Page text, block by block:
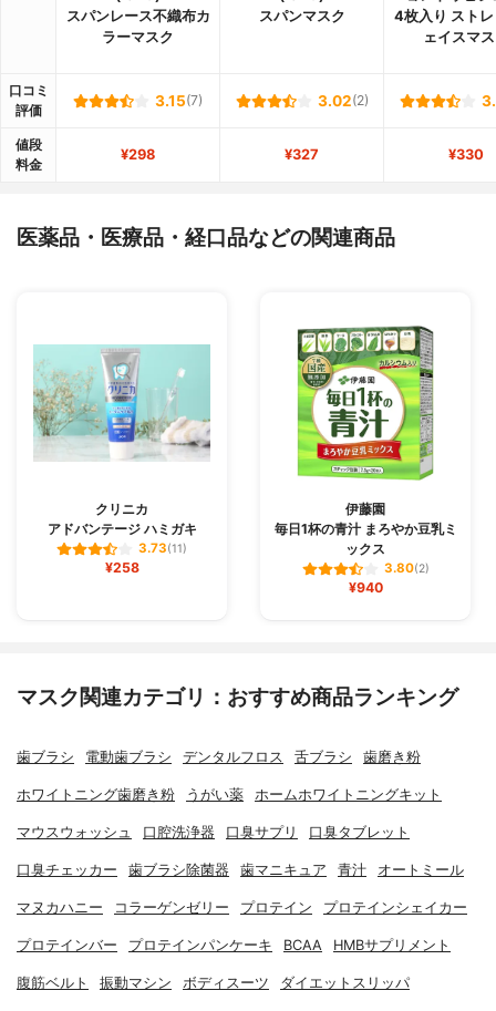
スパンレース不織布カ
ラーマスク
スパンマスク
4枚入り スト
ェイスマ
口コミ
評価
3.15(7) 3.02(2)
値段
料金
¥298 ¥327 ¥330
医薬品・医療品・経口品などの関連商品
クリニカ
アドバンテージ ハミガキ
3.73(11)
¥258
伊藤園
毎日1杯の青汁 まろやか豆乳ミ
ックス
3.80(2)
¥940
マスク関連カテゴリ：おすすめ商品ランキング
歯ブラシ 電動歯ブラシ デンタルフロス 舌ブラシ 歯磨き粉
ホワイトニング歯磨き粉 うがい薬 ホームホワイトニングキット
マウスウォッシュ 口腔洗浄器 口臭サプリ 口臭タブレット
口臭チェッカー 歯ブラシ除菌器 歯マニキュア 青汁 オートミール
マヌカハニー コラーゲンゼリー プロテイン プロテインシェイカー
プロテインバー プロテインパンケーキ BCAA HMBサプリメント
腹筋ベルト 振動マシン ボディスーツ ダイエットスリッパ